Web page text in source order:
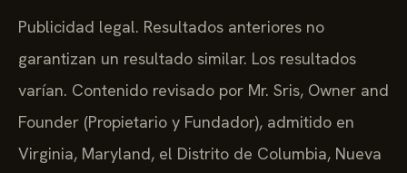
Publicidad legal. Resultados anteriores no
garantizan un resultado similar. Los resultados
varían. Contenido revisado por Mr. Sris, Owner and
Founder (Propietario y Fundador), admitido en
Virginia, Maryland, el Distrito de Columbia, Nueva